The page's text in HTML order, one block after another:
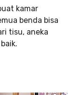
kamar
benda bisa
tisu, aneka